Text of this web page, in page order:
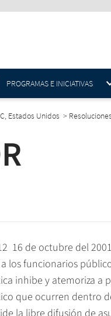
PROGRAMAS E INICIATIVAS
Estados Unidos > Resoluciones
16 de octubre del 2001
a los funcionarios
inhibe y atemoriza
que ocurren dentro